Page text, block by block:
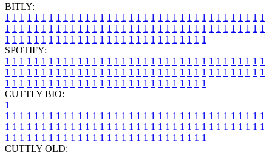
BITLY:
1 1 1 1 1 1 1 1 1 1 1 1 1 1 1 1 1 1 1 1 1 1 1 1 1 1 1 1 1 1 1 1 1 1 1 1
1 1 1 1 1 1 1 1 1 1 1 1 1 1 1 1 1 1 1 1 1 1 1 1 1 1 1 1 1 1 1 1 1 1 1 1
1 1 1 1 1 1 1 1 1 1 1 1 1 1 1 1 1 1 1 1 1 1 1 1 1 1 1 1
SPOTIFY:
1 1 1 1 1 1 1 1 1 1 1 1 1 1 1 1 1 1 1 1 1 1 1 1 1 1 1 1 1 1 1 1 1 1 1 1
1 1 1 1 1 1 1 1 1 1 1 1 1 1 1 1 1 1 1 1 1 1 1 1 1 1 1 1 1 1 1 1 1 1 1 1
1 1 1 1 1 1 1 1 1 1 1 1 1 1 1 1 1 1 1 1 1 1 1 1 1 1 1 1
CUTTLY BIO:
1
1 1 1 1 1 1 1 1 1 1 1 1 1 1 1 1 1 1 1 1 1 1 1 1 1 1 1 1 1 1 1 1 1 1 1 1
1 1 1 1 1 1 1 1 1 1 1 1 1 1 1 1 1 1 1 1 1 1 1 1 1 1 1 1 1 1 1 1 1 1 1 1
1 1 1 1 1 1 1 1 1 1 1 1 1 1 1 1 1 1 1 1 1 1 1 1 1 1 1 1
CUTTLY OLD: